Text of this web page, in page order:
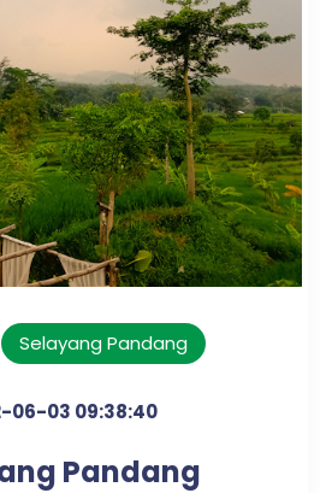
Selayang Pandang
06-03 09:38:40
Pandang